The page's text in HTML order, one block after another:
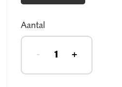
Aantal
- +